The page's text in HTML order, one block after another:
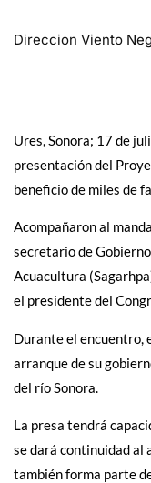
Direccion Viento
Ures, Sonora; 17 de
presentación del
beneficio de miles de
Acompañaron al
secretario de
Acuacultura
el presidente del
Durante el encuentro,
arranque de su
del río Sonora.
La presa tendrá
se dará continuidad al
también forma parte